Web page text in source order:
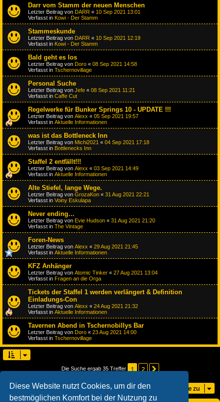
Diese Website nutzt Cookies, um dir den
bestmöglichen Komfort bei der Nutzung zu
Darr vom Stamm der neuen Menschen
Letzter Beitrag von DARR « 10 Sep 2021 13:01
Verfasst in Kowi - Der Stamm
Stammeskunde
Letzter Beitrag von DARR « 10 Sep 2021 12:19
Verfasst in Kowi - Der Stamm
Bald geht es los
Letzter Beitrag von Doro « 08 Sep 2021 14:58
Verfasst in Tschernovillage
Personal Suche
Letzter Beitrag von Jefe « 08 Sep 2021 11:21
Verfasst in Caffe Cut
Regelwerke für Bunker Springs 10 - UPDATE !!!
Letzter Beitrag von Alexx « 05 Sep 2021 19:57
Verfasst in Aktuelle Informationen
was ist das Bottleneck Inn
Letzter Beitrag von Michi2021 « 04 Sep 2021 17:18
Verfasst in Bottlenecks Inn
Staffel 2 entfällt!!!
Letzter Beitrag von Alexx « 03 Sep 2021 14:49
Verfasst in Aktuelle Informationen
Alte Stiefel, lange Wege.
Letzter Beitrag von GrozaKon « 31 Aug 2021 22:21
Verfasst in Voiny Eskulapa
Never ending…
Letzter Beitrag von Evie Hudson « 31 Aug 2021 21:20
Verfasst in The Vintage
Foren-News
Letzter Beitrag von Alexx « 29 Aug 2021 21:45
Verfasst in Aktuelle Informationen
KFZ Anhänger
Letzter Beitrag von Atomic Tinker « 27 Aug 2021 13:04
Verfasst in Fragen an die Orga
Tickets der Staffel 1 werden verlängert & Definition
Einladungs-Con
Letzter Beitrag von Alexx « 24 Aug 2021 21:32
Verfasst in Aktuelle Informationen
Tavernen Abend in Tschernobillys Bar
Letzter Beitrag von Doro « 23 Aug 2021 14:00
Verfasst in Tschernovillage
Die Suche ergab 35 Treffer 1 2 Nächste
Gehe zu